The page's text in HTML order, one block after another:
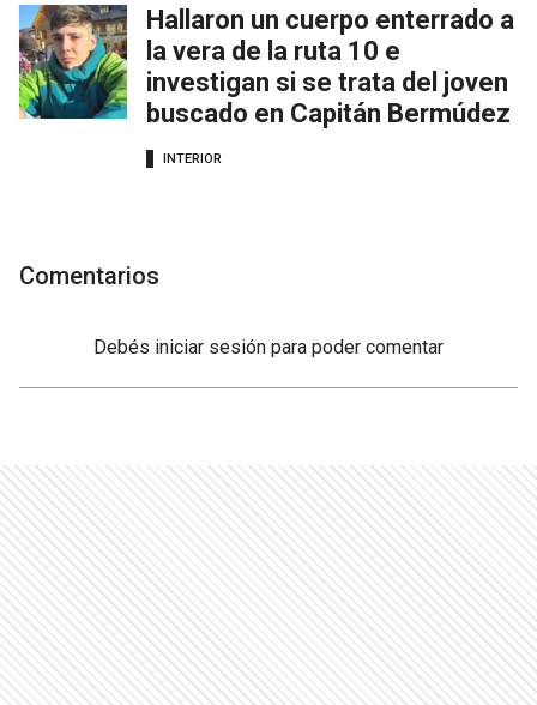
Hallaron un cuerpo enterrado a
la vera de la ruta 10 e
investigan si se trata del joven
buscado en Capitán Bermúdez
INTERIOR
Comentarios
Debés iniciar sesión para poder comentar